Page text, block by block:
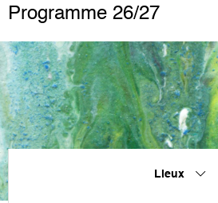
Programme 26/27
Lieux